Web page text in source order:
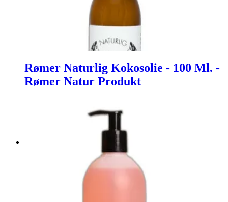
Rømer Naturlig Kokosolie - 100 Ml. -
Rømer Natur Produkt